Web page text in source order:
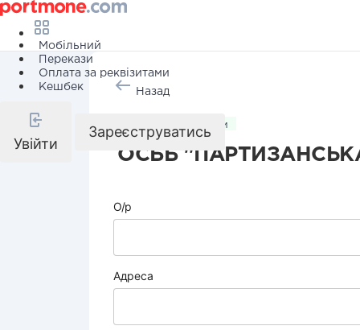
Мобільний
Перекази
Оплата за реквізитами
Кешбек
Увійти
Зареєструватись
Назад
Комунальні послуги
ОСББ
О/р
Адреса